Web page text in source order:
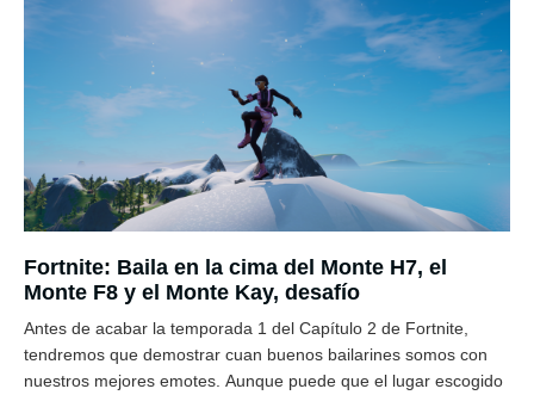
Fortnite: Baila en la cima del Monte H7, el
Monte F8 y el Monte Kay, desafío
Antes de acabar la temporada 1 del Capítulo 2 de Fortnite,
tendremos que demostrar cuan buenos bailarines somos con
nuestros mejores emotes. Aunque puede que el lugar escogido